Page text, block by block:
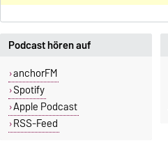
Podcast hören auf
anchorFM
Spotify
Apple Podcast
RSS-Feed